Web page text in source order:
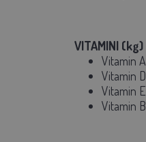
VITAMINI (kg)
Vitamin A
Vitamin
Vitamin E
Vitamin